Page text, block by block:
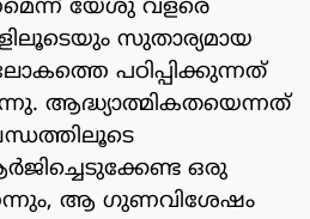
യേശു വളരെ
സുതാര്യമായ
പഠിപ്പിക്കുന്നത്
ആദ്ധ്യാത്മികതയെന്നത്
ഒരു
ആ ഗുണവിശേഷം